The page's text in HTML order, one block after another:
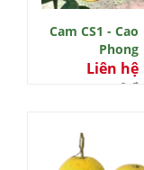
Cam CS1 - Cao
Phong
Liên hệ
0 đ